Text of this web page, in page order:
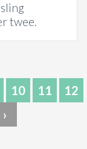
twee.
10 11
12
›